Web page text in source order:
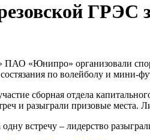
ГРЭС
ПАО «Юнипро» организовали
по волейболу и мини-
сборная отдела
и разыграли призовые места.
встречу – лидерство